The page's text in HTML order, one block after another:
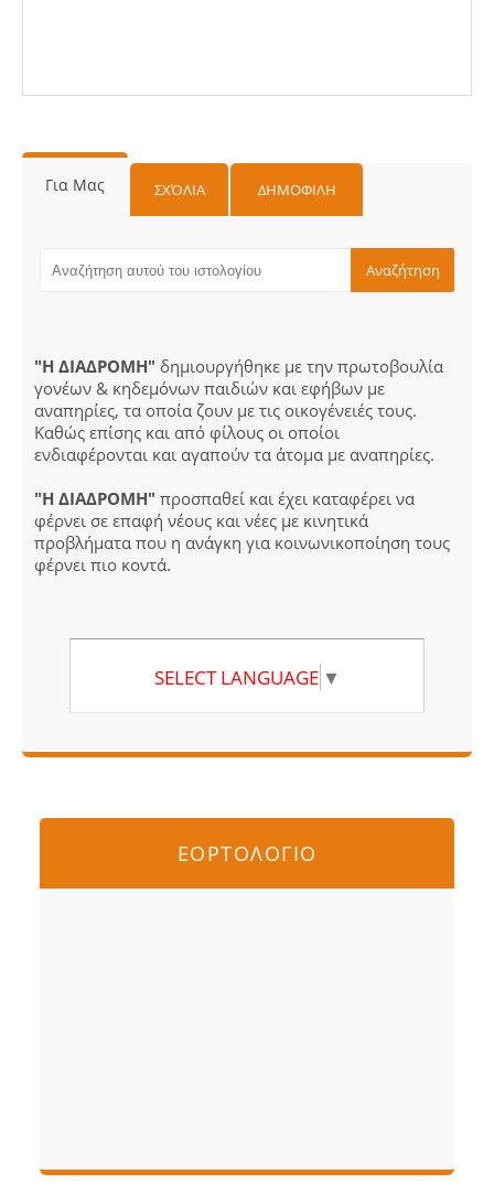
Για Μας ΣΧΌΛΙΑ ΔΗΜΟΦΙΛΗ
"Η ΔΙΑΔΡΟΜΗ" δημιουργήθηκε με την πρωτοβουλία
γονέων & κηδεμόνων παιδιών και εφήβων με
αναπηρίες, τα οποία ζουν με τις οικογένειές τους.
Καθώς επίσης και από φίλους οι οποίοι
ενδιαφέρονται και αγαπούν τα άτομα με αναπηρίες.
"Η ΔΙΑΔΡΟΜΗ" προσπαθεί και έχει καταφέρει να
φέρνει σε επαφή νέους και νέες με κινητικά
προβλήματα που η ανάγκη για κοινωνικοποίηση τους
φέρνει πιο κοντά.
SELECT LANGUAGE ▼
ΕΟΡΤΟΛΟΓΙΟ